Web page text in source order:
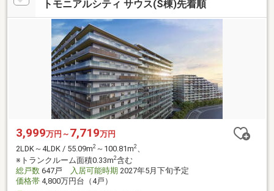
トモニアルシティ サウス(S棟)先着順
3,999万円～ 7,719万円
2LDK～4LDK / 55.09m2 ～100.81m2、
※トランクルーム面積0.33m2含む
総戸数 647戸 入居可能時期 2027年5月下旬予定
価格帯 4,800万円台（4戸）